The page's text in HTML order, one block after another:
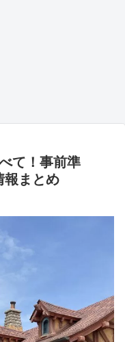
て！事前準
報まとめ